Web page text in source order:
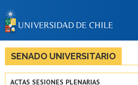
BIBLIOTECAS
LA UNIVERSIDAD
SENADO UNIVERSITARIO
ACTAS SESIONES PLENARIAS